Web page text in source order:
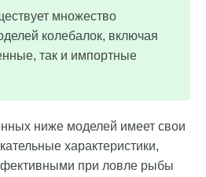
множество
колебалок, включая
так и импортные
ниже моделей имеет свои
характеристики,
при ловле рыбы